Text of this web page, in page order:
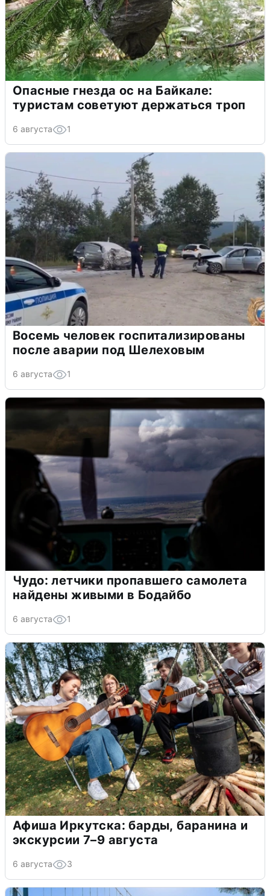
Опасные гнезда ос на Байкале:
туристам советуют держаться троп
6 августа 1
Восемь человек госпитализированы
после аварии под Шелеховым
6 августа 1
Чудо: летчики пропавшего самолета
найдены живыми в Бодайбо
6 августа 1
Афиша Иркутска: барды, баранина и
экскурсии 7–9 августа
6 августа 3